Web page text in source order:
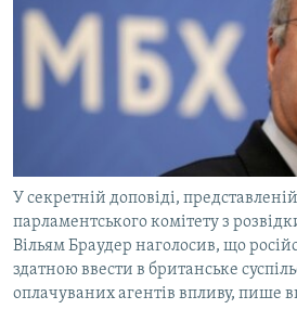
СПЕЦПРОЕКТИ
ДЕПОРТАЦІЯ
ВІДЕОУРОКИ «ELIFBE»
УКРАЇНСЬКА ПРОБЛЕМА КРИМУ
ІНФОГРАФІКА
ЯК ОБІЙТИ БЛОКУВАННЯ
Русский
ДОЛУЧАЙСЯ!
Усі сайти RFE/RL
У секретній доповіді,
парламентського комітету з
Вільям Браудер наголосив, що
здатною ввести в британське
оплачуваних агентів впливу, пише